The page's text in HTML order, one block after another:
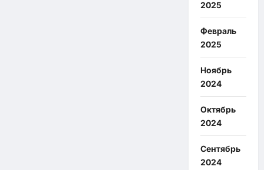
2025
Февраль
2025
Ноябрь
2024
Октябрь
2024
Сентябрь
2024